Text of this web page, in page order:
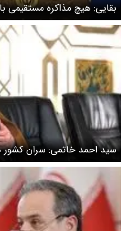
بقایی: هیچ مذاکره مستقیمی با آمریکا نداشتیم
سید احمد خاتمی: سران کشور
هستند/ می‌توانیم ترامپ را